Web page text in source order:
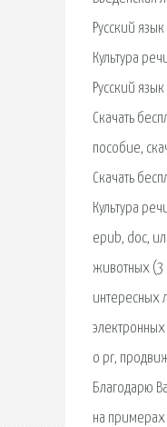
Русский
Культура
Русский
Скачать
пособие,
Скачать
Культура
epub, doc,
животных (3
интересных
электронных
о pr,
Благодарю
на примерах